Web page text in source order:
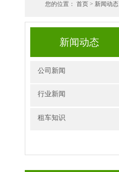
您的位置： 首页 > 新闻动态
新闻动态
公司新闻
行业新闻
租车知识